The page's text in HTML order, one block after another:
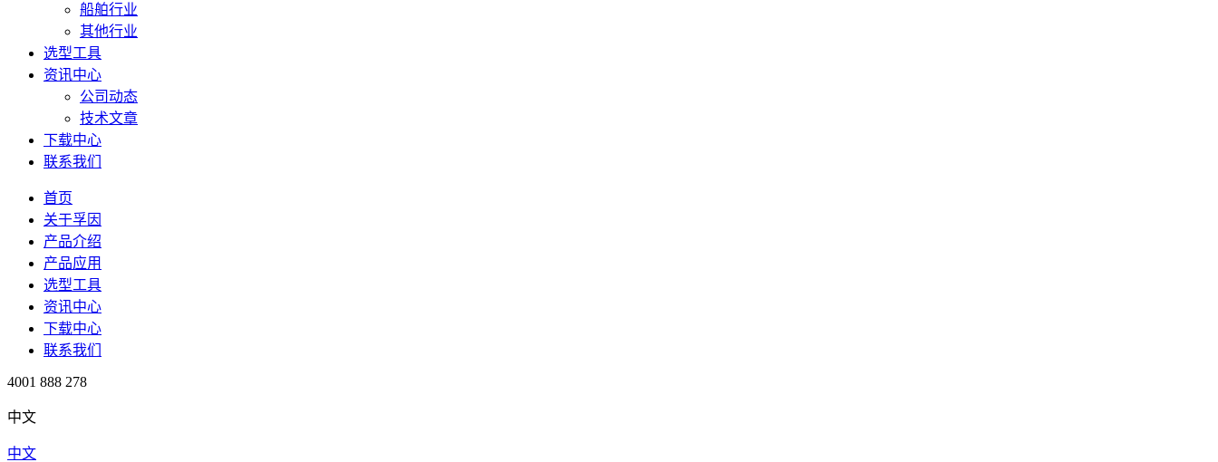
船舶行业
其他行业
选型工具
资讯中心
公司动态
技术文章
下载中心
联系我们
首页
关于孚因
产品介绍
产品应用
选型工具
资讯中心
下载中心
联系我们
4001 888 278
中文
中文